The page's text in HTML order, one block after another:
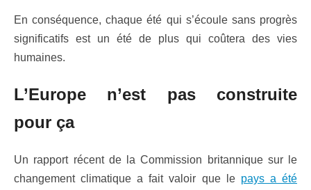
En conséquence, chaque été qui s’écoule sans progrès
significatifs est un été de plus qui coûtera des vies
humaines.
L’Europe n’est pas construite
pour ça
Un rapport récent de la Commission britannique sur le
changement climatique a fait valoir que le pays a été